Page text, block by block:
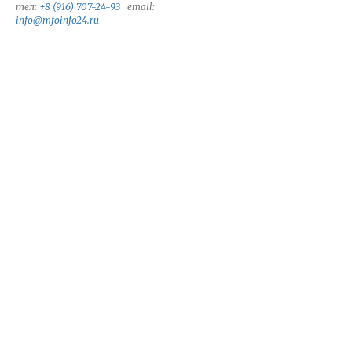
тел: +8 (916) 707-24-93 email:
info@mfoinfo24.ru